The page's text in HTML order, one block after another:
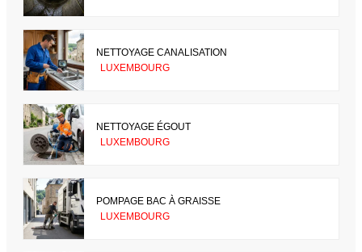
NETTOYAGE CANALISATION
LUXEMBOURG
NETTOYAGE ÉGOUT
LUXEMBOURG
POMPAGE BAC À GRAISSE
LUXEMBOURG